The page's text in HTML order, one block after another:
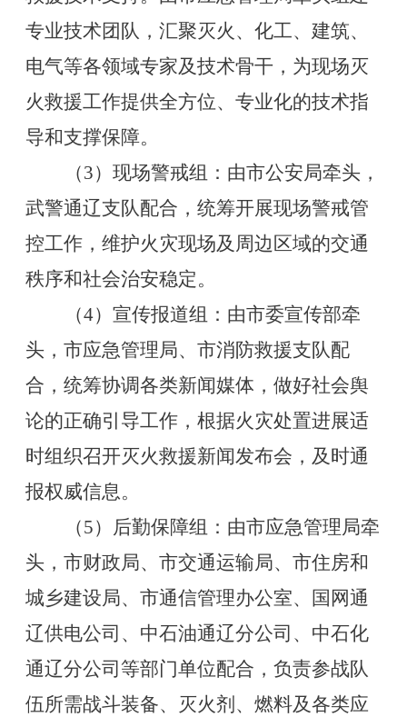
专业技术团队，汇聚灭火、化工、建筑、
电气等各领域专家及技术骨干，为现场灭
火救援工作提供全方位、专业化的技术指
导和支撑保障。
（3）现场警戒组：由市公安局牵头，
武警通辽支队配合，统筹开展现场警戒管
控工作，维护火灾现场及周边区域的交通
秩序和社会治安稳定。
（4）宣传报道组：由市委宣传部牵
头，市应急管理局、市消防救援支队配
合，统筹协调各类新闻媒体，做好社会舆
论的正确引导工作，根据火灾处置进展适
时组织召开灭火救援新闻发布会，及时通
报权威信息。
（5）后勤保障组：由市应急管理局牵
头，市财政局、市交通运输局、市住房和
城乡建设局、市通信管理办公室、国网通
辽供电公司、中石油通辽分公司、中石化
通辽分公司等部门单位配合，负责参战队
伍所需战斗装备、灭火剂、燃料及各类应